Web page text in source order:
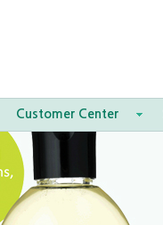
Customer Center